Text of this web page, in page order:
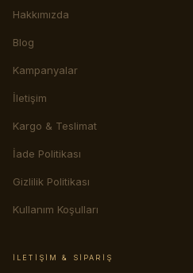
Hakkımızda
Blog
Kampanyalar
İletişim
Kargo & Teslimat
İade Politikası
Gizlilik Politikası
Kullanım Koşulları
İLETIŞIM & SIPARIŞ